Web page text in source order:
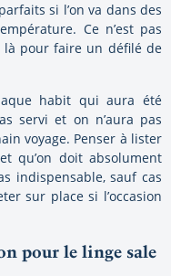
si l’on va dans des
Ce n’est pas
là pour faire un défilé de
habit qui aura été
servi et on n’aura pas
voyage. Penser à lister
qu’on doit absolument
indispensable, sauf cas
sur place si l’occasion
pour le linge sale